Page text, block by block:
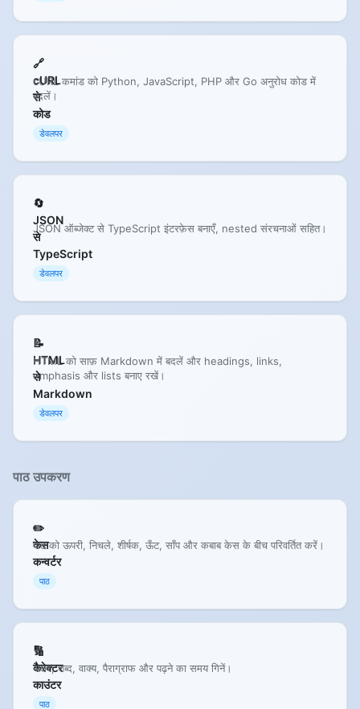
🔗
cURL
से
कोड
cURL कमांड को Python, JavaScript, PHP और Go अनुरोध कोड में
बदलें।
डेवलपर
🔄
JSON
से
TypeScript
JSON ऑब्जेक्ट से TypeScript इंटरफ़ेस बनाएँ, nested संरचनाओं सहित।
डेवलपर
📝
HTML
से
Markdown
HTML को साफ़ Markdown में बदलें और headings, links,
emphasis और lists बनाए रखें।
डेवलपर
पाठ उपकरण
✏️
केस
कन्वर्टर
पाठ को ऊपरी, निचले, शीर्षक, ऊँट, साँप और कबाब केस के बीच परिवर्तित करें।
पाठ
🔢
कैरेक्टर
काउंटर
अक्षर, शब्द, वाक्य, पैराग्राफ और पढ़ने का समय गिनें।
पाठ